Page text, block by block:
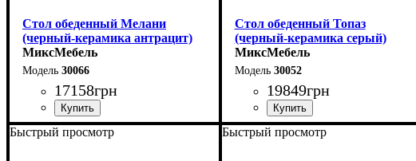
Стол обеденный Мелани
(черный-керамика антрацит)
МиксМебель
30066
17158грн
Стол обеденный Топаз
(черный-керамика серый)
МиксМебель
30052
19849грн
Быстрый просмотр Быстрый просмотр